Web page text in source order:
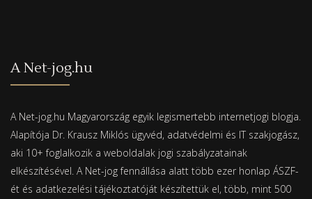
A Net-jog.hu
A Net-jog.hu Magyarország egyik legismertebb internetjogi blogja.
Alapítója Dr. Krausz Miklós ügyvéd, adatvédelmi és IT szakjogász,
aki 10+ foglalkozik a weboldalak jogi szabályzatainak
elkészítésével. A Net-jog fennállása alatt több ezer honlap ÁSZF-
ét és adatkezelési tájékoztatóját készítettük el, több, mint 500